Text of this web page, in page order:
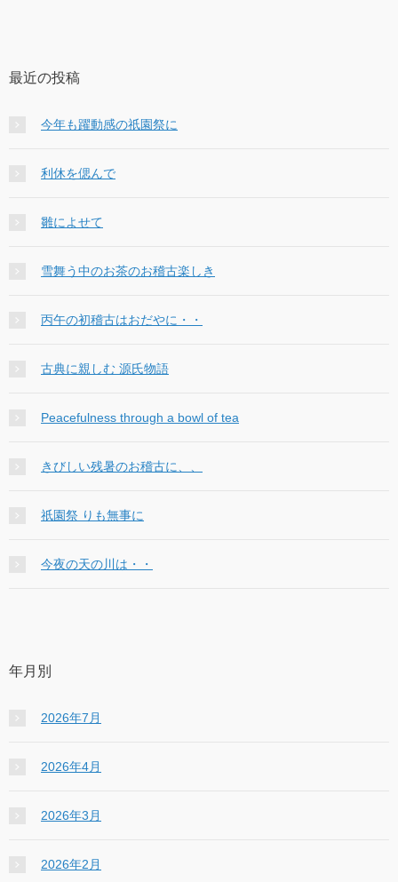
最近の投稿
今年も躍動感の祇園祭に
利休を偲んで
雛によせて
雪舞う中のお茶のお稽古楽しき
丙午の初稽古はおだやに・・
古典に親しむ 源氏物語
Peacefulness through a bowl of tea
きびしい残暑のお稽古に、、
祇園祭 りも無事に
今夜の天の川は・・
年月別
2026年7月
2026年4月
2026年3月
2026年2月